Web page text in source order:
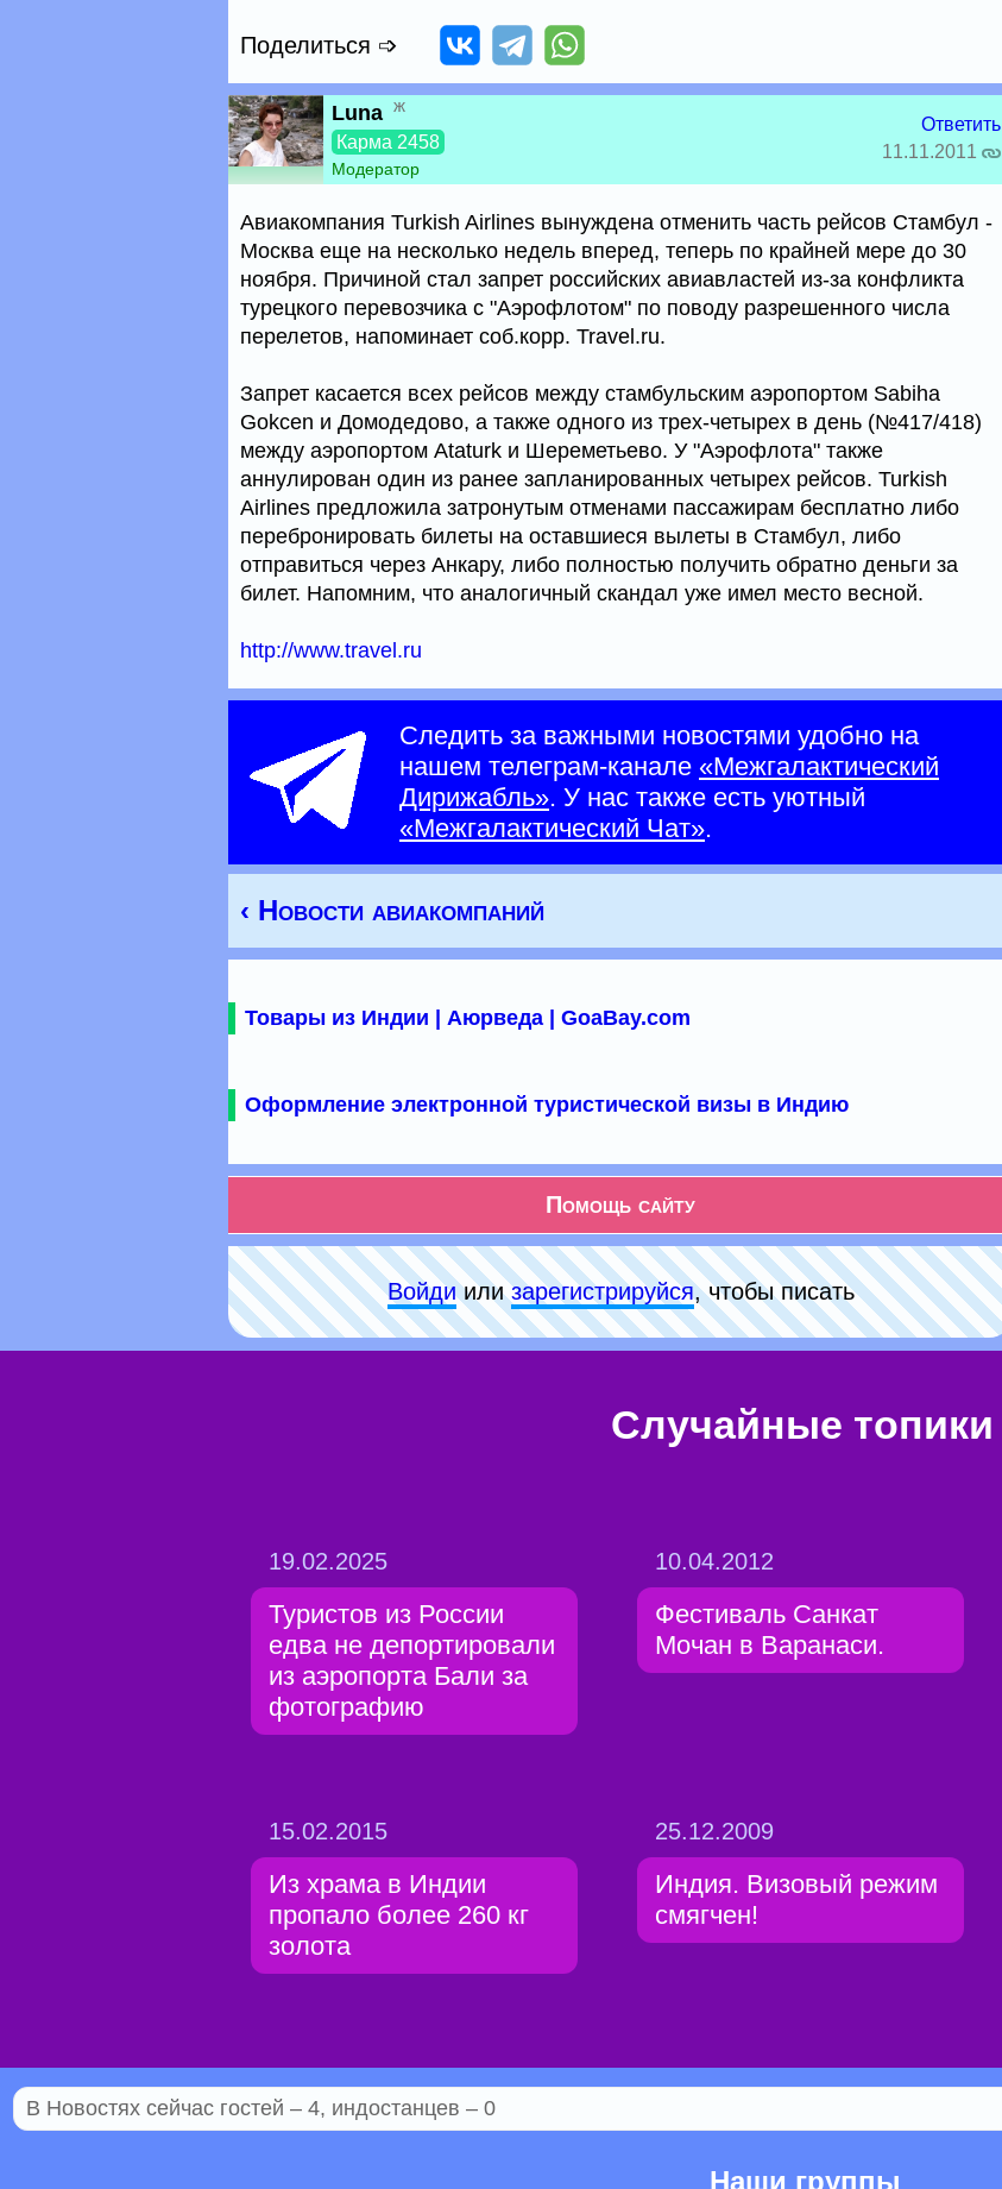
Поделиться ➩
Luna ж
Карма 2458
Модератор
Ответить
11.11.2011
Авиакомпания Turkish Airlines вынуждена отменить часть рейсов Стамбул -
Москва еще на несколько недель вперед, теперь по крайней мере до 30
ноября. Причиной стал запрет российских авиавластей из-за конфликта
турецкого перевозчика с "Аэрофлотом" по поводу разрешенного числа
перелетов, напоминает соб.корр. Travel.ru.
Запрет касается всех рейсов между стамбульским аэропортом Sabiha
Gokcen и Домодедово, а также одного из трех-четырех в день (№417/418)
между аэропортом Ataturk и Шереметьево. У "Аэрофлота" также
аннулирован один из ранее запланированных четырех рейсов. Turkish
Airlines предложила затронутым отменами пассажирам бесплатно либо
перебронировать билеты на оставшиеся вылеты в Стамбул, либо
отправиться через Анкару, либо полностью получить обратно деньги за
билет. Напомним, что аналогичный скандал уже имел место весной.
http://www.travel.ru
Следить за важными новостями удобно на
нашем телеграм-канале «Межгалактический
Дирижабль». У нас также есть уютный
«Межгалактический Чат».
‹ Новости авиакомпаний
Товары из Индии | Аюрведа | GoaBay.com
Оформление электронной туристической визы в Индию
Помощь сайту
Войдиилизарeгиcтpируйся, чтобы писать
Случайные топики
19.02.2025
Туристов из России
едва не депортировали
из аэропорта Бали за
фотографию
10.04.2012
Фестиваль Санкат
Мочан в Варанаси.
15.02.2015
Из храма в Индии
пропало более 260 кг
золота
25.12.2009
Индия. Визовый режим
смягчен!
В Новостях сейчас гостей – 4, индостанцев – 0
Наши группы